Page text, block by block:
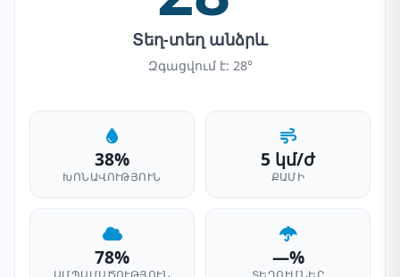
Տեղ-տեղ անձրև
Զգացվում է: 28°
38%
ԽՈՆԱՎՈՒԹՅՈՒՆ
5 կմ/ժ
ՔԱՄԻ
78% —%